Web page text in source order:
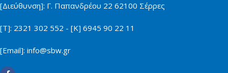
[Διεύθυνση]: Γ. Παπανδρέου 22 62100 Σέρρες
[Τ]: 2321 302 552 - [Κ] 6945 90 22 11
[Email]: info@sbw.gr